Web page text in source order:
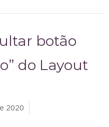
botão
do Layout
2020